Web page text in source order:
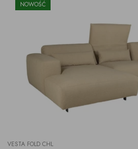
NOWOŚĆ
VESTA FOLD CHL